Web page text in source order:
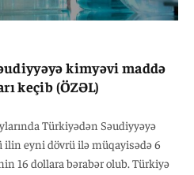
kimyəvi maddə
keçib (ÖZƏL)
Türkiyədən Səudiyyəyə
ilin eyni dövrü ilə müqayisədə 6
16 dollara bərabər olub. Türkiyə